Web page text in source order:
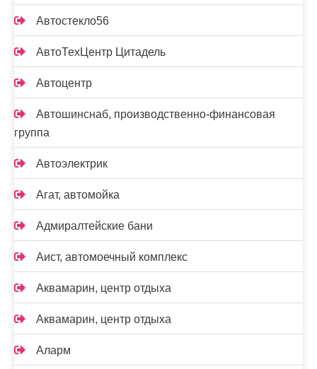
Автостекло56
АвтоТехЦентр Цитадель
Автоцентр
Автошинснаб, производственно-финансовая
группа
Автоэлектрик
Агат, автомойка
Адмиралтейские бани
Аист, автомоечный комплекс
Аквамарин, центр отдыха
Аквамарин, центр отдыха
Аларм